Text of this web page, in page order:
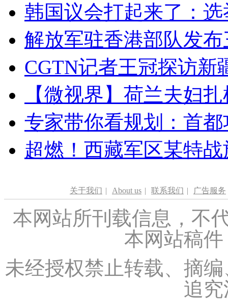
韩国议会打起来了：
解放军驻香港部队发
CGTN记者王冠探访新
【微视界】荷兰夫妇
专家带你看规划：首
超燃！西藏军区某特
关于我们 | About us | 联系我们 | 广告服务
本网站所刊载信息，不
本网站稿
未经授权禁止转载、摘
追